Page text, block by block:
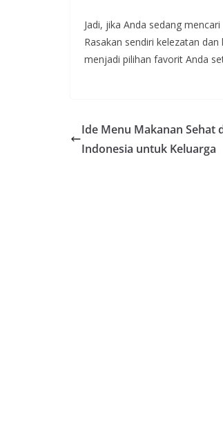
Jadi, jika Anda sedang
Rasakan sendiri kelezatan
menjadi pilihan favorit Anda
Ide Menu Makanan Sehat
Indonesia untuk Keluarga